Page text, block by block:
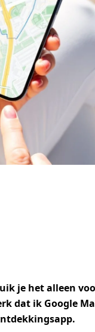
je het alleen
dat ik Google